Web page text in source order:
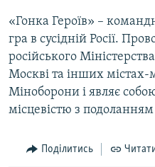
«Гонка Героїв» –
гра в сусідній Росії.
російського
Москві та інших
Міноборони і являє
місцевістю з
Поділитись